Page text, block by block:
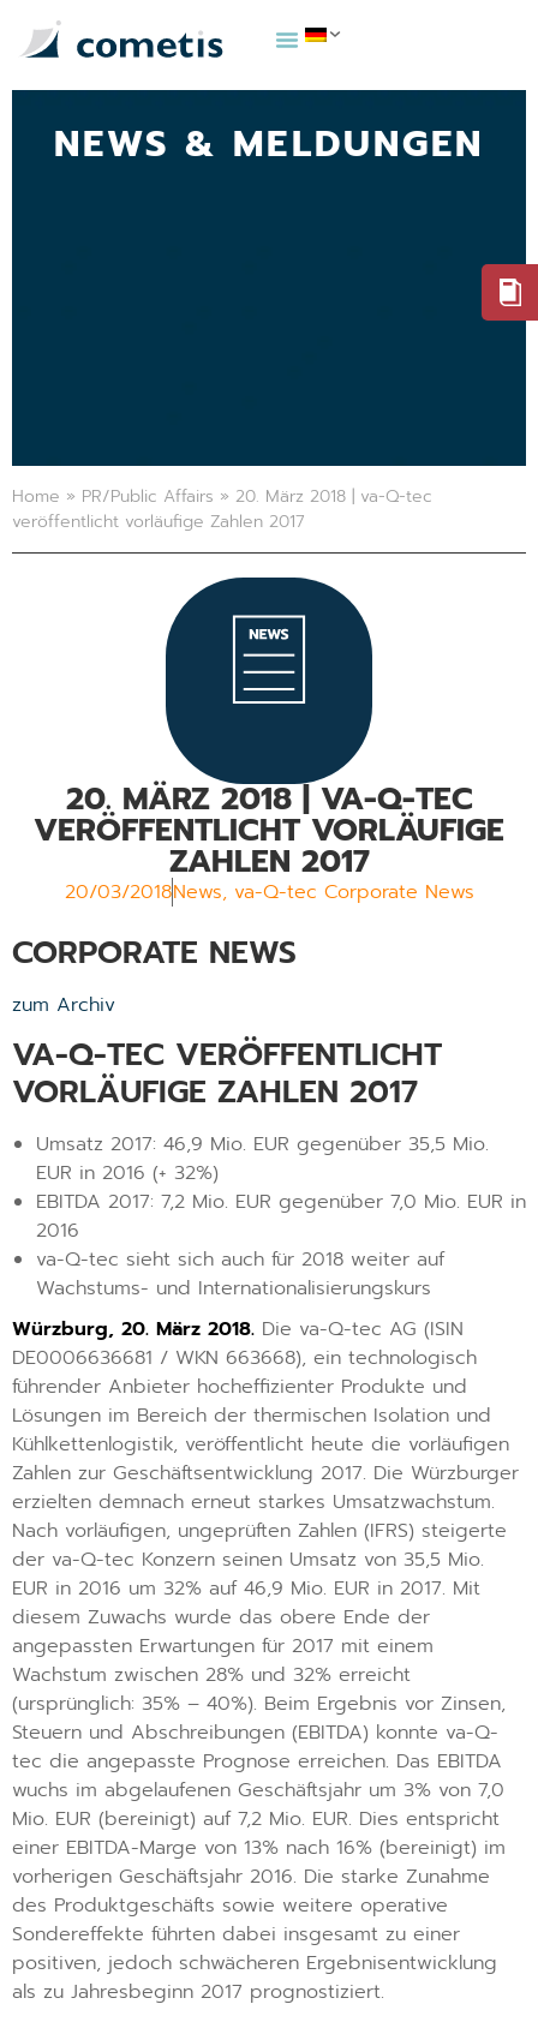
NEWS & MELDUNGEN
Home » PR/Public Affairs » 20. März 2018 | va-Q-tec
veröffentlicht vorläufige Zahlen 2017
20. MÄRZ 2018 | VA-Q-TEC
VERÖFFENTLICHT VORLÄUFIGE
ZAHLEN 2017
20/03/2018News, va-Q-tec Corporate News
CORPORATE NEWS
zum Archiv
VA-Q-TEC VERÖFFENTLICHT
VORLÄUFIGE ZAHLEN 2017
Umsatz 2017: 46,9 Mio. EUR gegenüber 35,5 Mio.
EUR in 2016 (+ 32%)
EBITDA 2017: 7,2 Mio. EUR gegenüber 7,0 Mio. EUR in
2016
va-Q-tec sieht sich auch für 2018 weiter auf
Wachstums- und Internationalisierungskurs
Würzburg, 20. März 2018. Die va-Q-tec AG (ISIN
DE0006636681 / WKN 663668), ein technologisch
führender Anbieter hocheffizienter Produkte und
Lösungen im Bereich der thermischen Isolation und
Kühlkettenlogistik, veröffentlicht heute die vorläufigen
Zahlen zur Geschäftsentwicklung 2017. Die Würzburger
erzielten demnach erneut starkes Umsatzwachstum.
Nach vorläufigen, ungeprüften Zahlen (IFRS) steigerte
der va-Q-tec Konzern seinen Umsatz von 35,5 Mio.
EUR in 2016 um 32% auf 46,9 Mio. EUR in 2017. Mit
diesem Zuwachs wurde das obere Ende der
angepassten Erwartungen für 2017 mit einem
Wachstum zwischen 28% und 32% erreicht
(ursprünglich: 35% – 40%). Beim Ergebnis vor Zinsen,
Steuern und Abschreibungen (EBITDA) konnte va-Q-
tec die angepasste Prognose erreichen. Das EBITDA
wuchs im abgelaufenen Geschäftsjahr um 3% von 7,0
Mio. EUR (bereinigt) auf 7,2 Mio. EUR. Dies entspricht
einer EBITDA-Marge von 13% nach 16% (bereinigt) im
vorherigen Geschäftsjahr 2016. Die starke Zunahme
des Produktgeschäfts sowie weitere operative
Sondereffekte führten dabei insgesamt zu einer
positiven, jedoch schwächeren Ergebnisentwicklung
als zu Jahresbeginn 2017 prognostiziert.